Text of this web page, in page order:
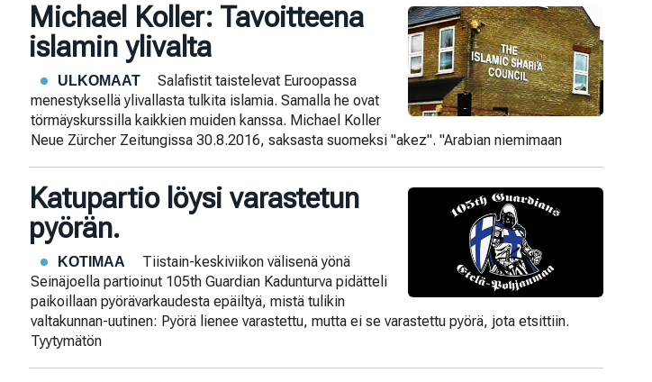
Michael Koller: Tavoitteena
islamin ylivalta
ULKOMAAT
Salafistit taistelevat Euroopassa
menestyksellä ylivallasta tulkita islamia. Samalla he ovat
törmäyskurssilla kaikkien muiden kanssa. Michael Koller
Neue Zürcher Zeitungissa 30.8.2016, saksasta suomeksi "akez". "Arabian niemimaan
Katupartio löysi varastetun
pyörän.
KOTIMAA
Tiistain-keskiviikon välisenä yönä
Seinäjoella partioinut 105th Guardian Kadunturva pidätteli
paikoillaan pyörävarkaudesta epäiltyä, mistä tulikin
valtakunnan-uutinen: Pyörä lienee varastettu, mutta ei se varastettu pyörä, jota etsittiin.
Tyytymätön